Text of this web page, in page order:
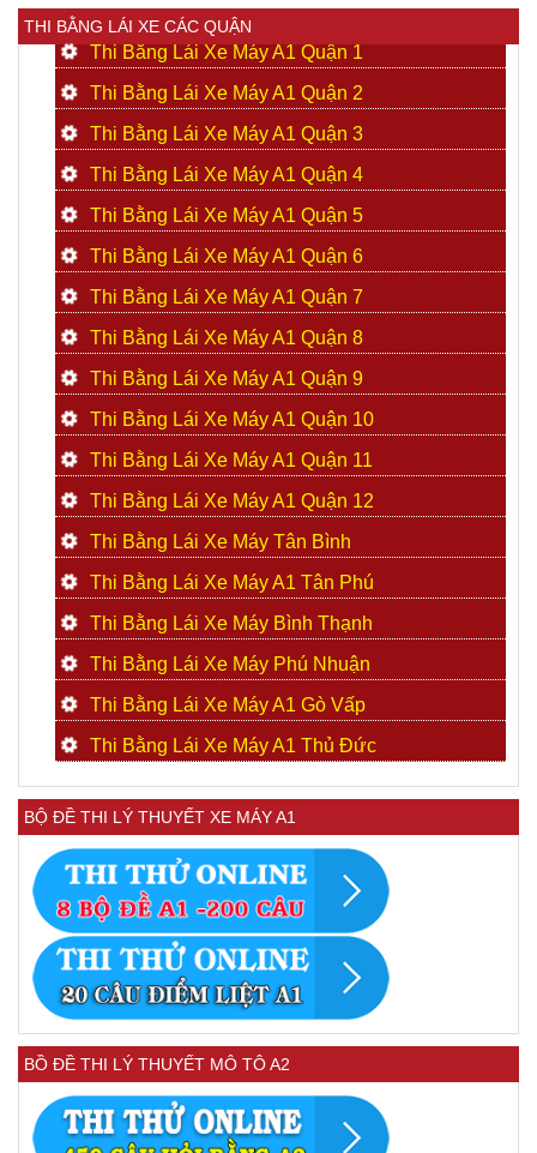
THI BẰNG LÁI XE CÁC QUẬN
Thi Bằng Lái Xe Máy A1 Quận 1
Thi Bằng Lái Xe Máy A1 Quận 2
Thi Bằng Lái Xe Máy A1 Quận 3
Thi Bằng Lái Xe Máy A1 Quận 4
Thi Bằng Lái Xe Máy A1 Quận 5
Thi Bằng Lái Xe Máy A1 Quận 6
Thi Bằng Lái Xe Máy A1 Quận 7
Thi Bằng Lái Xe Máy A1 Quận 8
Thi Bằng Lái Xe Máy A1 Quận 9
Thi Bằng Lái Xe Máy A1 Quận 10
Thi Bằng Lái Xe Máy A1 Quận 11
Thi Bằng Lái Xe Máy A1 Quận 12
Thi Bằng Lái Xe Máy Tân Bình
Thi Bằng Lái Xe Máy A1 Tân Phú
Thi Bằng Lái Xe Máy Bình Thạnh
Thi Bằng Lái Xe Máy Phú Nhuận
Thi Bằng Lái Xe Máy A1 Gò Vấp
Thi Bằng Lái Xe Máy A1 Thủ Đức
BỘ ĐỀ THI LÝ THUYẾT XE MÁY A1
BỒ ĐỀ THI LÝ THUYẾT MÔ TÔ A2